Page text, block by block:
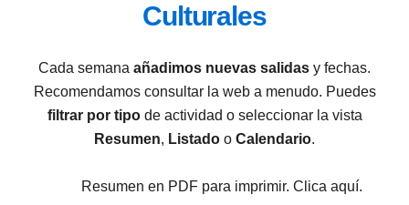
Culturales
Cada semana añadimos nuevas salidas y fechas.
Recomendamos consultar la web a menudo. Puedes
filtrar por tipo de actividad o seleccionar la vista
Resumen, Listado o Calendario.
Resumen en PDF para imprimir. Clica aquí.